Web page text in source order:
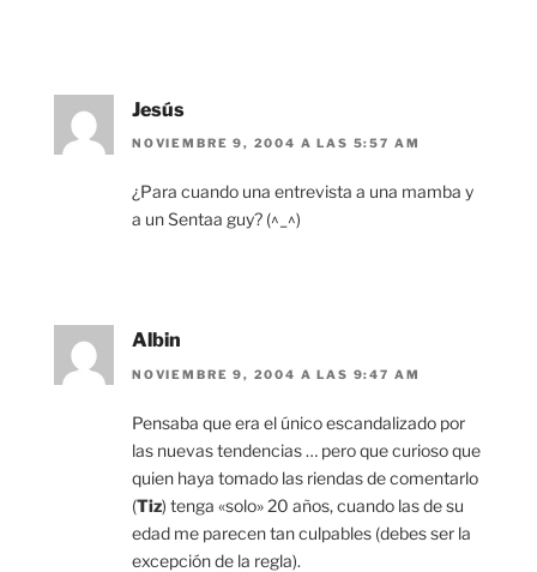
Jesús
NOVIEMBRE 9, 2004 A LAS 5:57 AM
¿Para cuando una entrevista a una mamba y
a un Sentaa guy? (^_^)
Albin
NOVIEMBRE 9, 2004 A LAS 9:47 AM
Pensaba que era el único escandalizado por
las nuevas tendencias … pero que curioso que
quien haya tomado las riendas de comentarlo
(Tiz) tenga «solo» 20 años, cuando las de su
edad me parecen tan culpables (debes ser la
excepción de la regla).